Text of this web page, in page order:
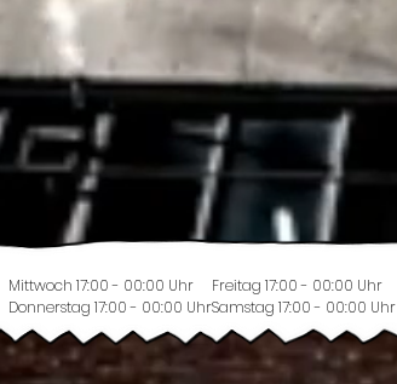
Mittwoch 17:00 - 00:00 Uhr
Donnerstag 17:00 - 00:00 Uhr
Freitag 17:00 - 00:00 Uhr
Samstag 17:00 - 00:00 Uhr